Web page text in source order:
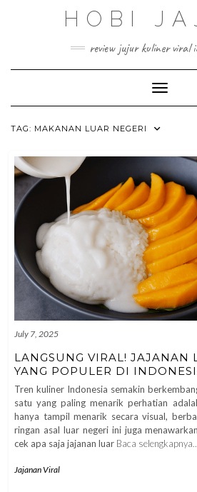
HOBI
review jujur kuliner viral
Toggle
TAG: MAKANAN LUAR NEGERI
July 7, 2025
LANGSUNG VIRAL! JAJANAN
YANG POPULER DI
Tren kuliner Indonesia semakin
satu yang paling menarik perhatian
hanya tampil menarik secara visual,
ringan asal luar negeri ini juga
cek apa saja jajanan luar Baca
Jajanan Viral